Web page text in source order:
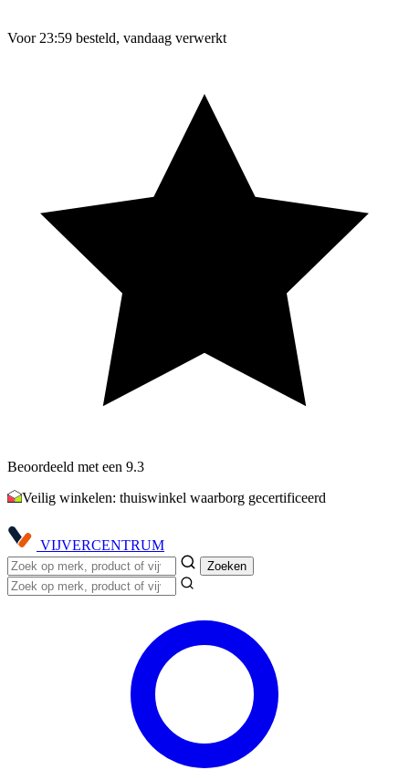
Voor 23:59 besteld, vandaag verwerkt
Beoordeeld met een 9.3
Veilig winkelen: thuiswinkel waarborg gecertificeerd
VIJVERCENTRUM
Zoeken